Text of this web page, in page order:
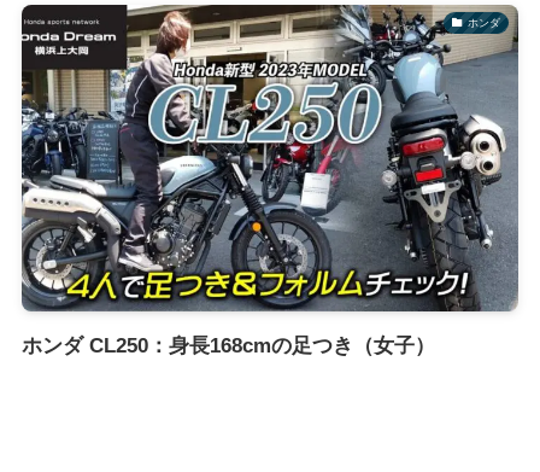
ホンダ
ホンダ CL250：身長168cmの足つき（女子）